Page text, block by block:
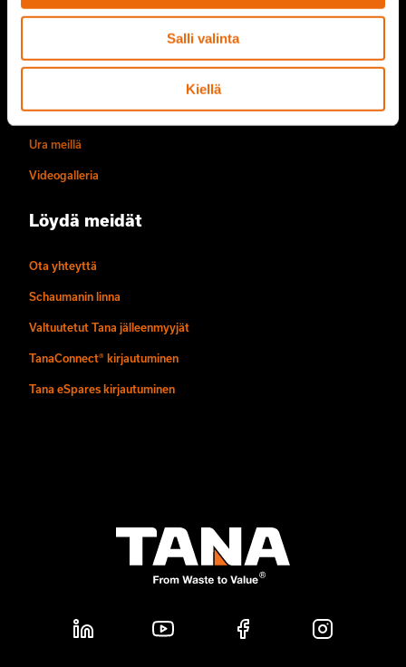
Salli valinta
Kiellä
Tietoa meistä
Vastuullisuus
Ura meillä
Videogalleria
Löydä meidät
Ota yhteyttä
Schaumanin linna
Valtuutetut Tana jälleenmyyjät
TanaConnect® kirjautuminen
Tana eSpares kirjautuminen